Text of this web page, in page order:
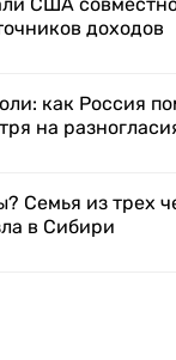
доходов
как Россия
на
Семья из трех
в Сибири